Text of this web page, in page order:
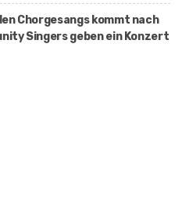
Chorgesangs kommt nach
Singers geben ein Konzert